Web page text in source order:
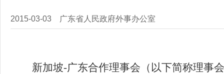
2015-03-03 广东省人民政府外事办公室
新加坡-广东合作理事会（以下简称理事